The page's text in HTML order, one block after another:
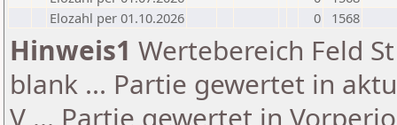
Elozahl per 01.10.2026
0 1568
Hinweis1 Wertebereich Feld
blank ... Partie gewertet in
V ... Partie gewertet in